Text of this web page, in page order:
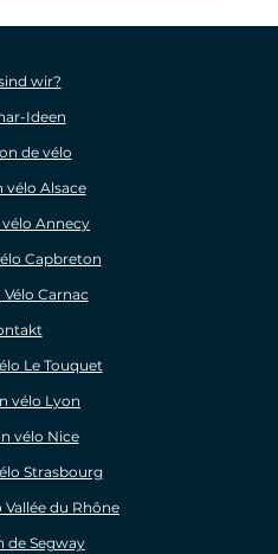
wir?
Ideen
de vélo
vélo Alsace
Annecy
Capbreton
Carnac
Le Touquet
vélo Lyon
vélo Nice
Strasbourg
du Rhône
de Segway